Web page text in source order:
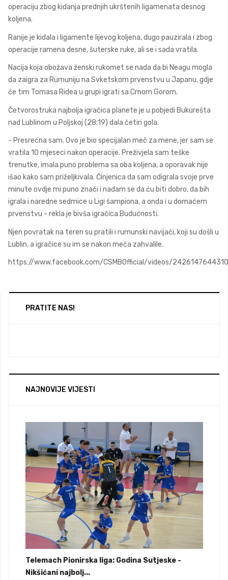
operaciju zbog kidanja prednjih ukrštenih ligamenata desnog
koljena.
Ranije je kidala i ligamente lijevog koljena, dugo pauzirala i zbog
operacije ramena desne, šuterske ruke, ali se i sada vratila.
Nacija koja obožava ženski rukomet se nada da bi Neagu mogla
da zaigra za Rumuniju na Svketskom prvenstvu u Japanu, gdje
će tim Tomasa Ridea u grupi igrati sa Crnom Gorom.
Četvorostruka najbolja igračica planete je u pobjedi Bukurešta
nad Lublinom u Poljskoj (28:19) dala četiri gola.
- Presrećna sam. Ovo je bio specijalan meč za mene, jer sam se
vratila 10 mjeseci nakon operacije. Preživjela sam teške
trenutke, imala puno problema sa oba koljena, a oporavak nije
išao kako sam priželjkivala. Činjenica da sam odigrala svoje prve
minute ovdje mi puno znači i nadam se da ću biti dobro, da bih
igrala i naredne sedmice u Ligi šampiona, a onda i u domaćem
prvenstvu - rekla je bivša igračica Budućnosti.
Njen povratak na teren su pratili i rumunski navijači, koji su došli u
Lublin, a igračice su im se nakon meča zahvalile.
https://www.facebook.com/CSMBOfficial/videos/
PRATITE NAS!
NAJNOVIJE VIJESTI
Telemach Pionirska liga: Godina Sutjeske -
Nikšićani najbolj...